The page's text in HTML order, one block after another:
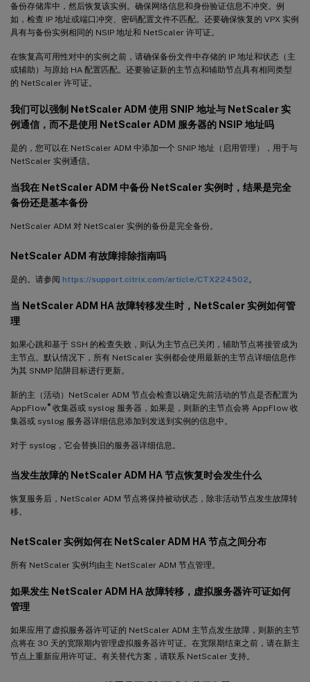
备份存储库中，然后恢复该实例。确保网络信息和身份验证信息不冲突。例
如，检查 IP 地址或端口冲突、密码配置文件不匹配。还要确保恢复的 VPX 实例
具有与备份实例相同的 NSIP 地址和 NetScaler 许可证。
在恢复高可用性对中的实例之前，请确保备份文件中存储的 IP 地址和状态（主
或辅助）与原始 HA 配置匹配。还要验证新的主节点和辅助节点具有相同类型
的 NetScaler 许可证。
我们可以强制 NetScaler ADM 使用 SNIP 地址与 NetScaler 实
例通信，而不是使用 NetScaler ADM 服务器的 NSIP 地址吗
是的，您可以在 NetScaler ADM 中添加一个 SNIP 地址（启用管理），用于与
NetScaler 实例通信。
当我在 NetScaler ADM 中备份 NetScaler 实例时，结果是完全
备份还是基本备份
NetScaler ADM 对 NetScaler 实例的备份是完全备份。
NetScaler ADM 有故障排除指南吗
是的。请参阅 https://support.citrix.com/article/CTX224502 。
当 NetScaler ADM HA 故障转移发生时，NetScaler 实例如何管
理
如果心跳和基于 SSH 的检查失败，则认为主节点已关闭，辅助节点将接管成为
主节点。默认情况下，所有 NetScaler 实例都会使用最新的主节点详细信息作
为其 SNMP 陷阱目标进行更新。
新的主（活动）NetScaler ADM 节点会检查以确定先前活动的节点是否配置为
AppFlow ®收集器或 syslog 服务器，如果是，则新的主节点会将 AppFlow 收
集器或 syslog 服务器详细信息添加到发送到实例的信息中。
对于 syslog，它会替换旧的服务器详细信息。
当发生故障的 NetScaler ADM HA 节点恢复时会发生什么
恢复服务后，NetScaler ADM 节点将保持被动状态，除非活动节点发生故障转
移。
NetScaler 实例如何在 NetScaler ADM HA 节点之间分布
所有 NetScaler 实例均由主 NetScaler ADM 节点管理。
如果发生 NetScaler ADM HA 故障转移，虚拟服务器许可证如何
管理
如果应用了虚拟服务器许可证的 NetScaler ADM 主节点发生故障，则新的主节
点将在 30 天的宽限期内管理虚拟服务器许可证。在宽限期结束之前，请在新主
节点上重新应用许可证。有关替代方案，请联系 NetScaler 支持。